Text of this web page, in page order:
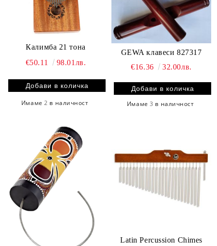
Калимба 21 тона
€50.11
98.01лв.
Имаме2 в наличност
GEWA клавеси 827317
€16.36
32.00лв.
Имаме3 в наличност
Latin Percussion Chimes